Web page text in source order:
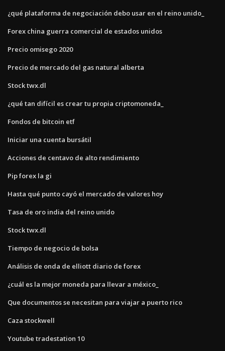
¿qué plataforma de negociación debo usar en el reino unido_
Forex china guerra comercial de estados unidos
Precio omisego 2020
Precio de mercado del gas natural alberta
Stock twx.dl
¿qué tan difícil es crear tu propia criptomoneda_
Fondos de bitcoin etf
Iniciar una cuenta bursátil
Acciones de centavo de alto rendimiento
Pip forex la gi
Hasta qué punto cayó el mercado de valores hoy
Tasa de oro india del reino unido
Stock twx.dl
Tiempo de negocio de bolsa
Análisis de onda de elliott diario de forex
¿cuál es la mejor moneda para llevar a méxico_
Que documentos se necesitan para viajar a puerto rico
Caza stockwell
Youtube tradestation 10